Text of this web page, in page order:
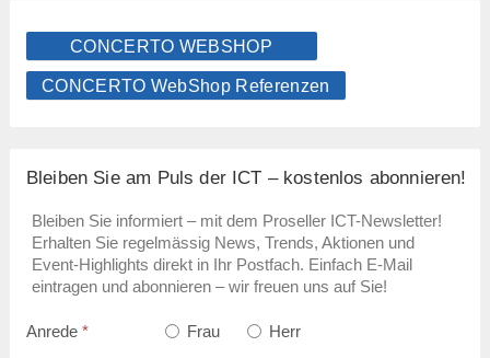
CONCERTO WEBSHOP
CONCERTO WebShop Referenzen
Bleiben Sie am Puls der ICT – kostenlos abonnieren!
Bleiben Sie informiert – mit dem Proseller ICT-Newsletter!
Erhalten Sie regelmässig News, Trends, Aktionen und
Event-Highlights direkt in Ihr Postfach. Einfach E-Mail
eintragen und abonnieren – wir freuen uns auf Sie!
Anrede * Frau Herr